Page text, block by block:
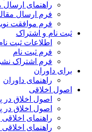
راهنمای ارسال
فرم ارسال
فرم موافقت
ثبت نام و اشتراک
اطلاعات ثبت
فرم ثبت نام
فرم اشتراک
برای داوران
راهنمای داوران
اصول اخلاقی
اصول اخلاق در
اصول اخلاق در
راهنمای
راهنمای اخلاقی